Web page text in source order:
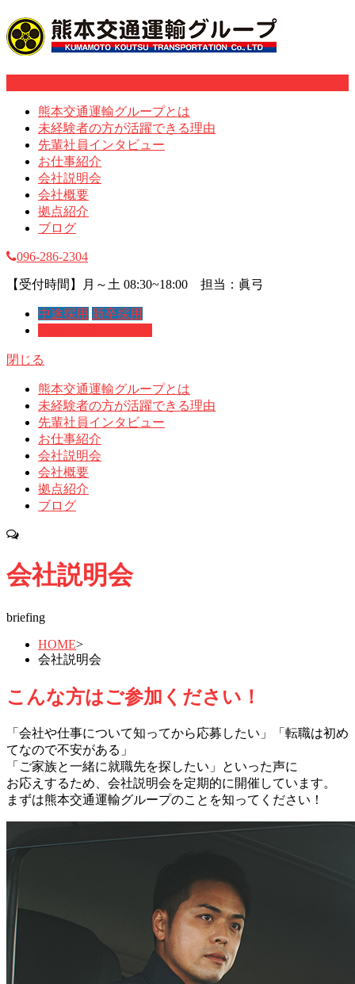
熊本交通運輸グループとは
未経験者の方が活躍できる理由
先輩社員インタビュー
お仕事紹介
会社説明会
会社概要
拠点紹介
ブログ
096-286-2304
【受付時間】月～土 08:30~18:00 担当：眞弓
中途採用 新卒採用
閉じる
熊本交通運輸グループとは
未経験者の方が活躍できる理由
先輩社員インタビュー
お仕事紹介
会社説明会
会社概要
拠点紹介
ブログ
会社説明会
briefing
HOME>
会社説明会
こんな方はご参加ください！
「会社や仕事について知ってから応募したい」「転職は初め
てなので不安がある」
「ご家族と一緒に就職先を探したい」といった声に
お応えするため、会社説明会を定期的に開催しています。
まずは熊本交通運輸グループのことを知ってください！